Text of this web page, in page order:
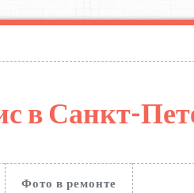
в Санкт-
Фото в ремонте